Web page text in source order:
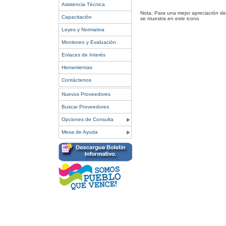
Asistencia Técnica
Capacitación
Leyes y Normativa
Monitoreo y Evaluación
Enlaces de Interés
Herramientas
Contáctenos
Nuevos Proveedores
Buscar Proveedores
Opciones de Consulta
Mesa de Ayuda
Nota: Para una mejor apreciación
se muestra en este icono